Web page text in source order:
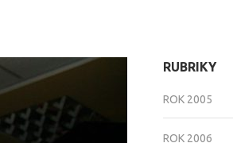
RUBRIKY
ROK 2005
ROK 2006